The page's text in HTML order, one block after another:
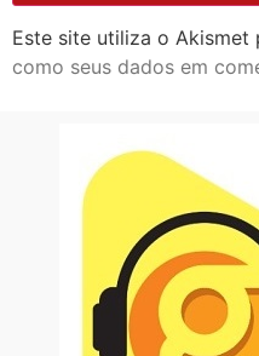
Este site utiliza o Akismet
como seus dados em